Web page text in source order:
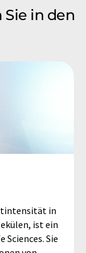
in den
in
ist ein
Sie